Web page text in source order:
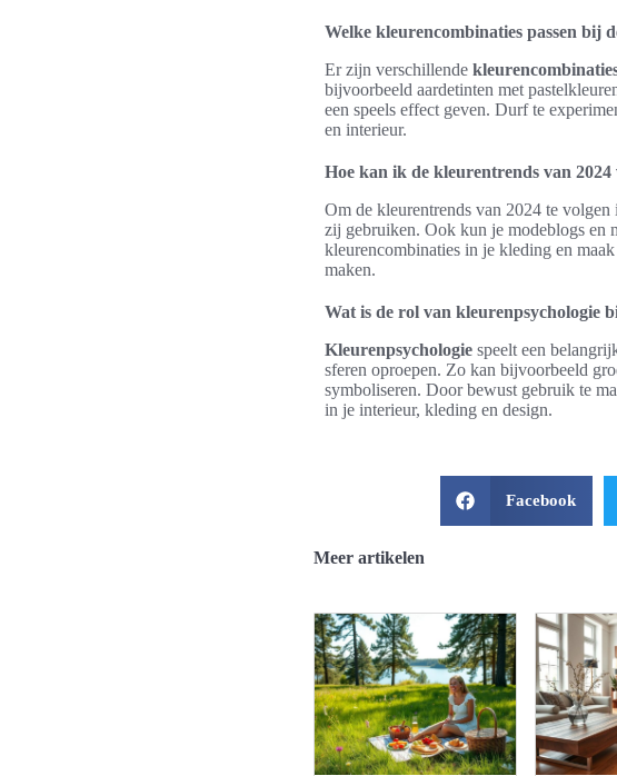
Welke kleurencombinaties passen bij
Er zijn verschillende
bijvoorbeeld aardetinten met
een speels effect geven. Durf te
en interieur.
Hoe kan ik de kleurentrends van 2024
Om de kleurentrends van 2024 te
zij gebruiken. Ook kun je modeblogs en
kleurencombinaties in je kleding en
maken.
Wat is de rol van kleurenpsychologie
Kleurenpsychologie speelt een
sferen oproepen. Zo kan bijvoorbeeld
symboliseren. Door bewust gebruik te
in je interieur, kleding en design.
Facebook
Meer artikelen